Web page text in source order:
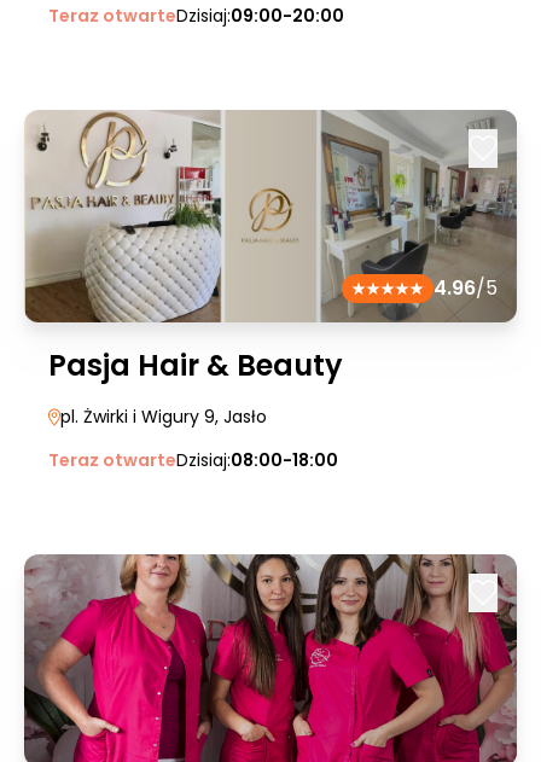
Teraz otwarteDzisiaj:09:00-20:00
4.96/5
Pasja Hair & Beauty
pl. Żwirki i Wigury 9, Jasło
Teraz otwarteDzisiaj:08:00-18:00